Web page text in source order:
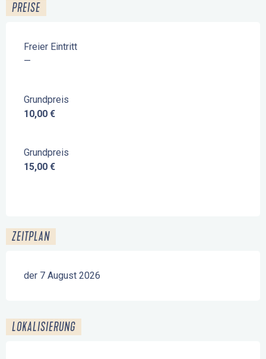
PREISE
Freier Eintritt
—
Grundpreis
10,00 €
Grundpreis
15,00 €
ZEITPLAN
der 7 August 2026
LOKALISIERUNG